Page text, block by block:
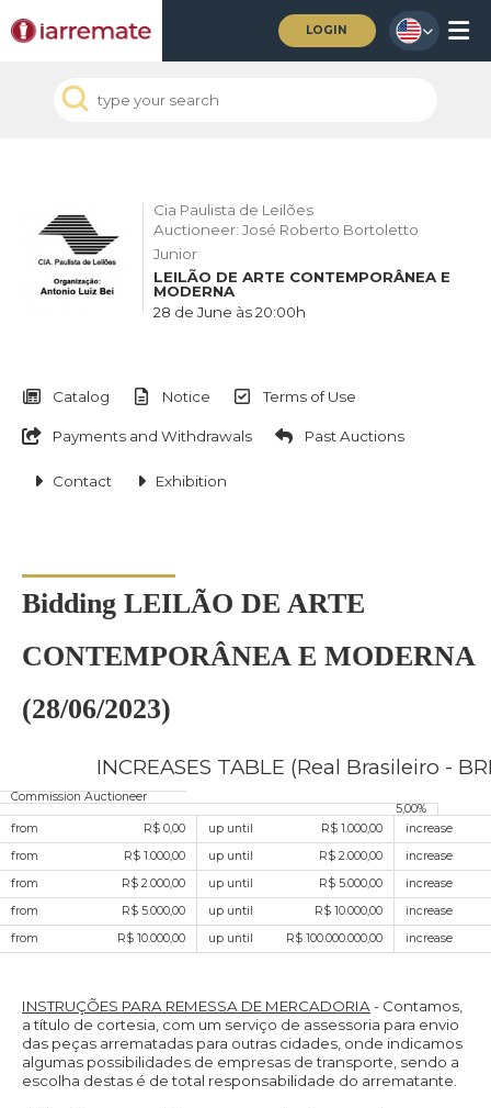
LOGIN
Cia Paulista de Leilões
Auctioneer: José Roberto Bortoletto
Junior
LEILÃO DE ARTE CONTEMPORÂNEA E
MODERNA
28 de June às 20:00h
Catalog Notice Terms of Use
Payments and Withdrawals Past Auctions
Contact Exhibition
Bidding LEILÃO DE ARTE
CONTEMPORÂNEA E MODERNA
(28/06/2023)
INCREASES TABLE (Real Brasileiro -
Commission Auctioneer
5,00%
from
R$ 0,00 up until R$ 1.000,00
increase
from
R$ 1.000,00 up until R$ 2.000,00
increase
from
R$ 2.000,00 up until R$ 5.000,00
increase
from
R$ 5.000,00 up until R$ 10.000,00
increase
from
R$ 10.000,00 up until R$ 100.000.000,00 increase
INSTRUÇÕES PARA REMESSA DE MERCADORIA - Contamos,
a título de cortesia, com um serviço de assessoria para envio
das peças arrematadas para outras cidades, onde indicamos
algumas possibilidades de empresas de transporte sendo a
escolha destas é de total responsabilidade do arrematante.